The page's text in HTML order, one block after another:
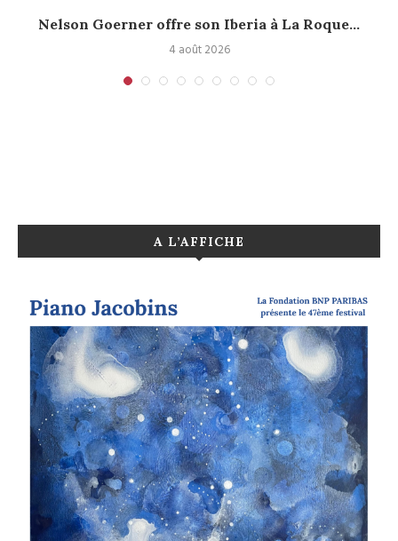
Nelson Goerner offre son Iberia à La Roque...
4 août 2026
A L’AFFICHE